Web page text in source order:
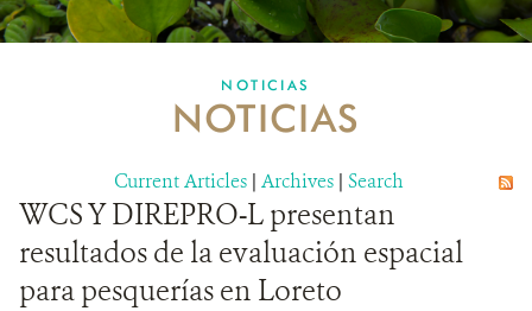
MECANISMO DE ATENCIÓN DE QUEJAS Y RECLAMOS
DONA
NOTICIAS
NOTICIAS
Current Articles | Archives | Search
WCS Y DIREPRO-L presentan
resultados de la evaluación espacial
para pesquerías en Loreto